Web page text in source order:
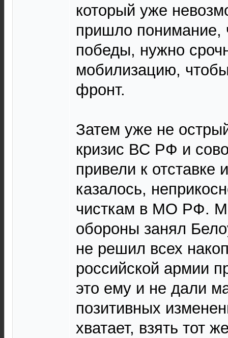
который уже
пришло понимание,
победы, нужно
мобилизацию,
фронт.
Затем уже не
кризис ВС РФ и
привели к отставке
казалось,
чисткам в МО РФ.
обороны занял
не решил всех
российской армии
это ему и не дали
позитивных
хватает, взять тот